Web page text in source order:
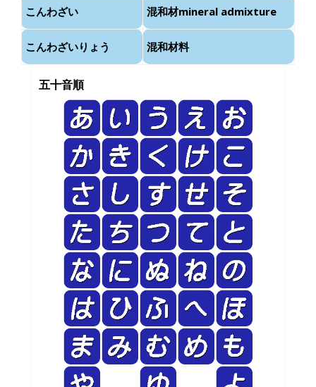
こんわざい 混和材mineral admixture
こんわざいりょう 混和材料
五十音順